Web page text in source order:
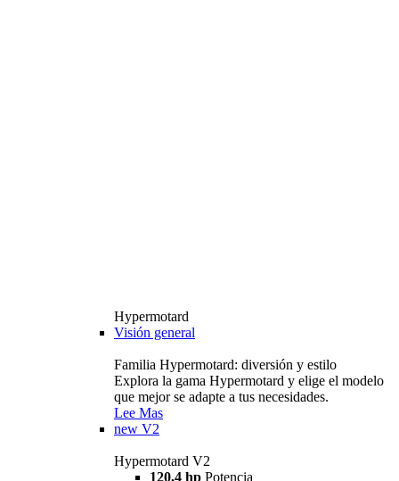
Hypermotard
Visión general
Familia Hypermotard: diversión y estilo
Explora la gama Hypermotard y elige el modelo
que mejor se adapte a tus necesidades.
Lee Mas
new V2
Hypermotard V2
120,4 hp Potencia